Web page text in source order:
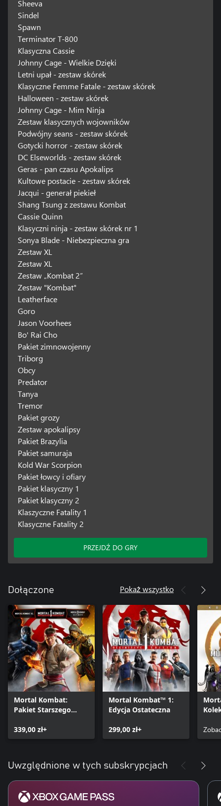
Sheeva
Sindel
Spawn
Terminator T-800
Klasyczna Cassie
Johnny Cage - Wielkie Dzięki
Letni upał - zestaw skórek
Klasyczne Femme Fatale - zestaw skórek
Halloween - zestaw skórek
Johnny Cage - Mim Ninja
Zestaw klasycznych wojowników
Podwójny seans - zestaw skórek
Gotycki horror - zestaw skórek
DC Elseworlds - zestaw skórek
Geras - pan czasu Apokalips
Kultowe postacie - zestaw skórek
Jacqui - generał piekieł
Shang Tsung z zestawu Kombat
Cassie Quinn
Klasyczni ninja - zestaw skórek nr 1
Sonya Blade - Niebezpieczna gra
Zestaw XL
Zestaw XL
Zestaw „Kombat 2”
Zestaw "Kombat"
Leatherface
Goro
Jason Voorhees
Bo' Rai Cho
Pakiet zimnowojenny
Triborg
Obcy
Predator
Tanya
Tremor
Pakiet grozy
Zestaw apokalipsy
Pakiet Brazylia
Pakiet samuraja
Kold War Scorpion
Pakiet łowcy i ofiary
Pakiet klasyczny 1
Pakiet klasyczny 2
Klaszyczne Fatality 1
Klasyczne Fatality 2
PRZEJDŹ DO GRY
Dołączone Pokaż wszystko
Mortal Kombat:
Pakiet Starszego
339,00 zł+
Mortal Kombat™ 1:
Edycja Ostateczna
299,00 zł+
Uwzględnione w tych subskrypcjach